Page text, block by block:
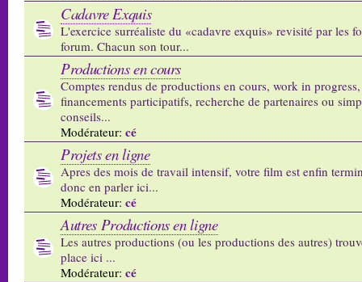
Cadavre Exquis
L'exercice surréaliste du «cadavre exquis» revisité par les
forum. Chacun son tour...
Productions en cours
Comptes rendus de productions en cours, work in
financements participatifs, recherche de partenaires ou
conseils...
Modérateur: cé
Projets en ligne
Apres des mois de travail intensif, votre film est enfin
donc en parler ici...
Modérateur: cé
Autres Productions en ligne
Les autres productions (ou les productions des autres)
place ici ...
Modérateur: cé